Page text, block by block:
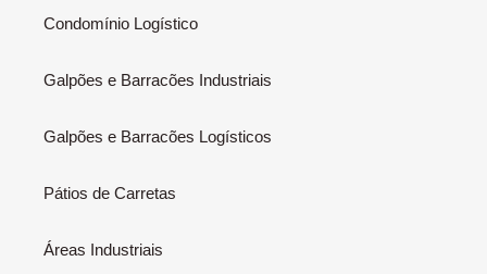
Condomínio Logístico
Galpões e Barracões Industriais
Galpões e Barracões Logísticos
Pátios de Carretas
Áreas Industriais